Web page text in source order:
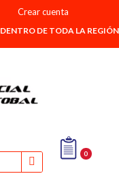
Crear cuenta
DE TODA LA REGIÓN
0